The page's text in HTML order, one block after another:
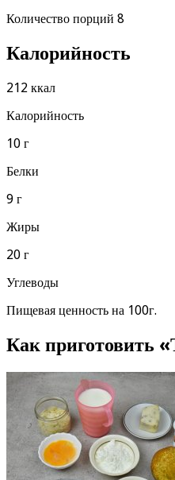
Количество порций 8
Калорийность
212 ккал
Калорийность
10 г
Белки
9 г
Жиры
20 г
Углеводы
Пищевая ценность на 100г.
Как приготовить